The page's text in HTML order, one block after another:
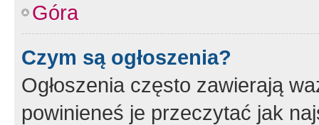
Góra
Czym są ogłoszenia?
Ogłoszenia często zawierają
powinieneś je przeczytać jak